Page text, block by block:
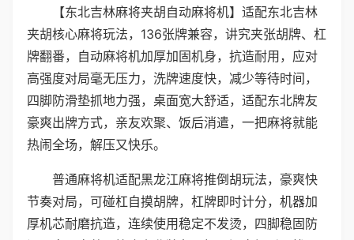
【东北吉林麻将夹胡自动麻将机】适配东北吉林
夹胡核心麻将玩法，136张牌兼容，讲究夹张胡牌、杠
牌翻番，自动麻将机加厚加固机身，抗造耐用，应对
高强度对局毫无压力，洗牌速度快，减少等待时间，
四脚防滑垫抓地力强，桌面宽大舒适，适配东北牌友
豪爽出牌方式，亲友欢聚、饭后消遣，一把麻将就能
热闹全场，解压又快乐。
普通麻将机适配黑龙江麻将推倒胡玩法，豪爽快
节奏对局，可碰杠自摸胡牌，杠牌即时计分，机器加
厚机芯耐磨抗造，连续使用稳定不发烫，四脚稳固防